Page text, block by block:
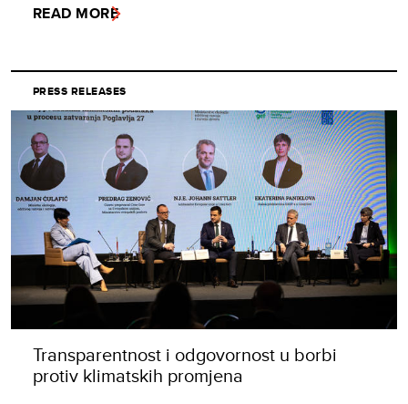
READ MORE
PRESS RELEASES
Transparentnost i odgovornost u borbi
protiv klimatskih promjena